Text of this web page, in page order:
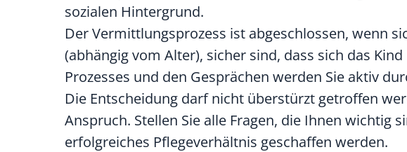
sozialen Hintergrund.
Der Vermittlungsprozess ist abgeschlossen, wenn
(abhängig vom Alter), sicher sind, dass sich das
Prozesses und den Gesprächen werden Sie aktiv
Die Entscheidung darf nicht überstürzt getroffen
Anspruch. Stellen Sie alle Fragen, die Ihnen wichtig
erfolgreiches Pflegeverhältnis geschaffen werden.